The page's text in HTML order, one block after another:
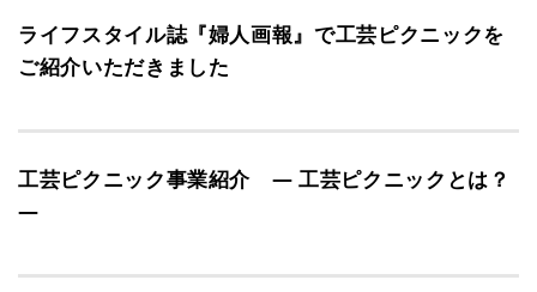
ライフスタイル誌『婦人画報』で工芸ピクニックを
ご紹介いただきました
工芸ピクニック事業紹介 ― 工芸ピクニックとは？
―